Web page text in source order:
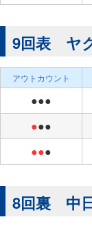
9回表 ヤ
アウトカウント
●●●
●●●
●●●
8回裏 中